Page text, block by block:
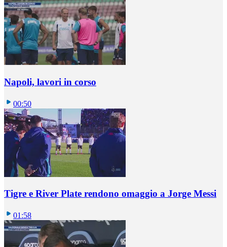
Napoli, lavori in corso
00:50
Tigre e River Plate rendono omaggio a Jorge Messi
01:58